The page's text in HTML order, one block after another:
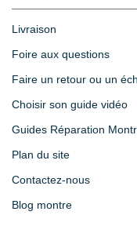
Livraison
Foire aux questions
Faire un retour ou un
Choisir son guide vidéo
Guides Réparation
Plan du site
Contactez-nous
Blog montre